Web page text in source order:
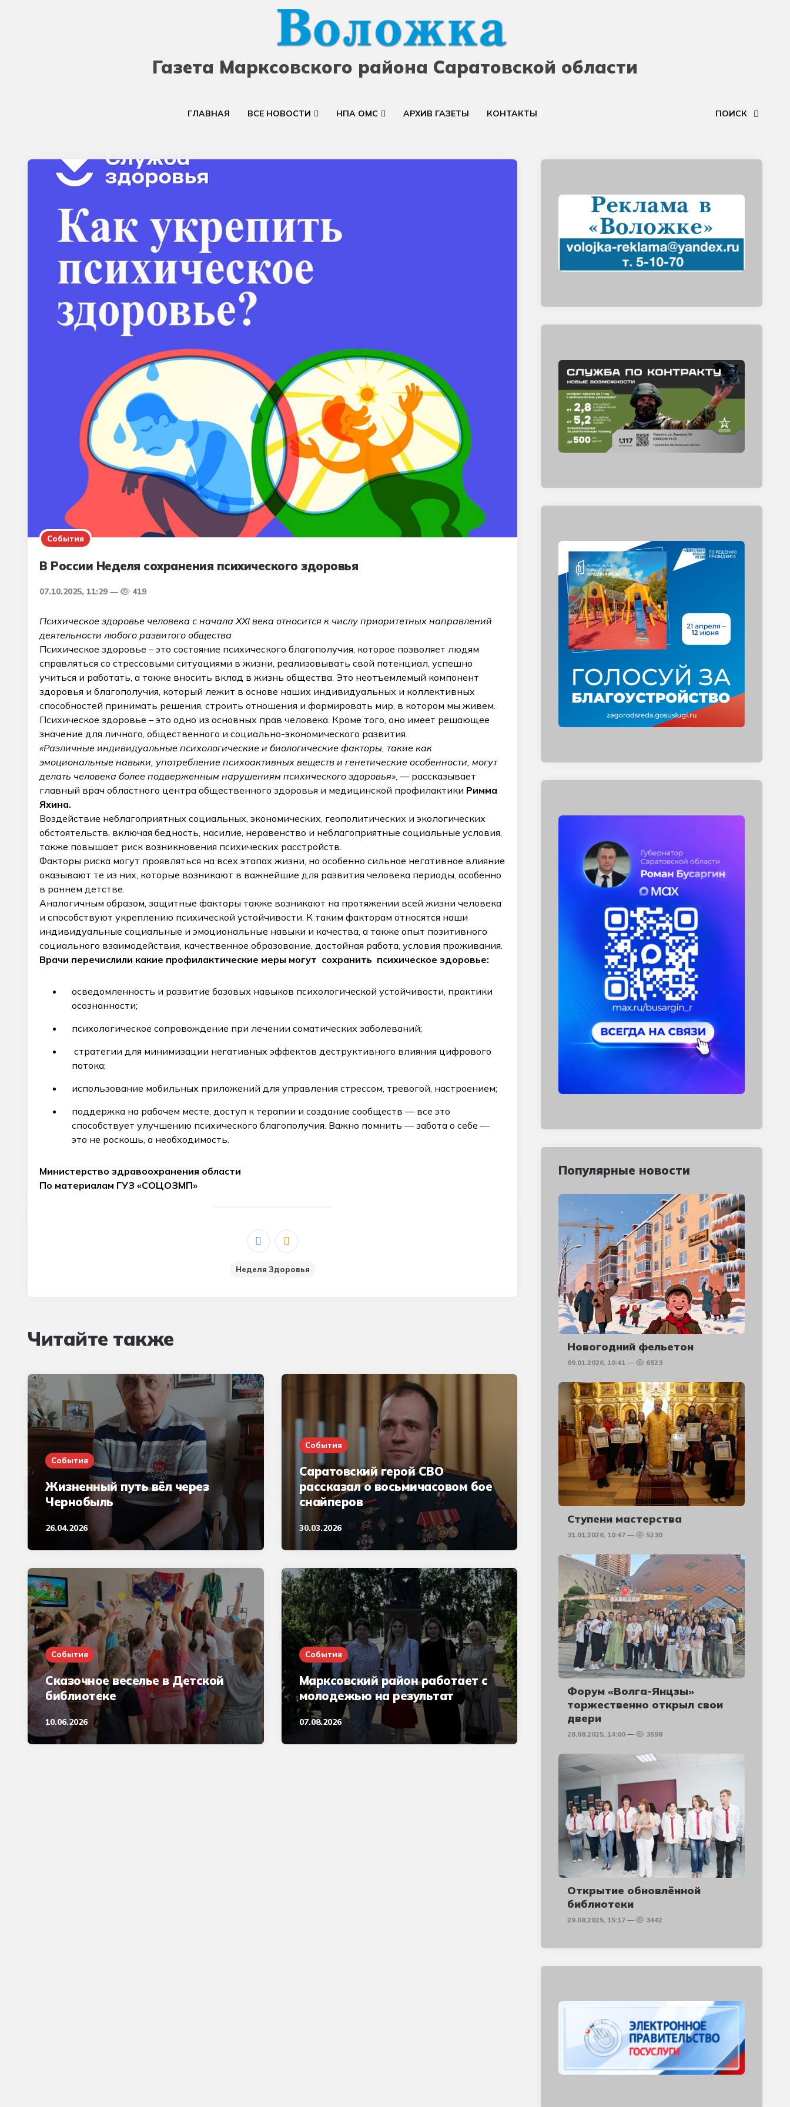
Газета Марксовского района Саратовской области
ГЛАВНАЯ ВСЕ НОВОСТИ НПА ОМС АРХИВ ГАЗЕТЫ КОНТАКТЫ ПОИСК
События
В России Неделя сохранения психического здоровья
07.10.2025, 11:29 419
Психическое здоровье человека с начала XXI века относится к числу приоритетных направлений
деятельности любого развитого общества
Психическое здоровье – это состояние психического благополучия, которое позволяет людям
справляться со стрессовыми ситуациями в жизни, реализовывать свой потенциал, успешно
учиться и работать, а также вносить вклад в жизнь общества. Это неотъемлемый компонент
здоровья и благополучия, который лежит в основе наших индивидуальных и коллективных
способностей принимать решения, строить отношения и формировать мир, в котором мы живем.
Психическое здоровье – это одно из основных прав человека. Кроме того, оно имеет решающее
значение для личного, общественного и социально-экономического развития.
«Различные индивидуальные психологические и биологические факторы, такие как
эмоциональные навыки, употребление психоактивных веществ и генетические особенности, могут
делать человека более подверженным нарушениям психического здоровья», — рассказывает
главный врач областного центра общественного здоровья и медицинской профилактики Римма
Яхина.
Воздействие неблагоприятных социальных, экономических, геополитических и экологических
обстоятельств, включая бедность, насилие, неравенство и неблагоприятные социальные условия,
также повышает риск возникновения психических расстройств.
Факторы риска могут проявляться на всех этапах жизни, но особенно сильное негативное влияние
оказывают те из них, которые возникают в важнейшие для развития человека периоды, особенно
в раннем детстве.
Аналогичным образом, защитные факторы также возникают на протяжении всей жизни человека
и способствуют укреплению психической устойчивости. К таким факторам относятся наши
индивидуальные социальные и эмоциональные навыки и качества, а также опыт позитивного
социального взаимодействия, качественное образование, достойная работа, условия проживания.
Врачи перечислили какие профилактические меры могут сохранить психическое здоровье:
осведомленность и развитие базовых навыков психологической устойчивости, практики
осознанности;
психологическое сопровождение при лечении соматических заболеваний;
стратегии для минимизации негативных эффектов деструктивного влияния цифрового
потока;
использование мобильных приложений для управления стрессом, тревогой, настроением;
поддержка на рабочем месте, доступ к терапии и создание сообществ — все это
способствует улучшению психического благополучия. Важно помнить — забота о себе —
это не роскошь, а необходимость.
Министерство здравоохранения области
По материалам ГУЗ «СОЦОЗМП»
Неделя Здоровья
Читайте также
События
Жизненный путь вёл через
Чернобыль
26.04.2026
События
Саратовский герой СВО
рассказал о восьмичасовом бое
снайперов
30.03.2026
События
Сказочное веселье в Детской
библиотеке
10.06.2026
События
Марксовский район работает с
молодежью на результат
07.08.2026
Популярные новости
Новогодний фельетон
09.01.2026, 10:41 6523
Ступени мастерства
31.01.2026, 10:47 5230
Форум «Волга-Янцзы»
торжественно открыл свои
двери
28.08.2025, 14:00 3598
Открытие обновлённой
библиотеки
29.08.2025, 15:17 3442